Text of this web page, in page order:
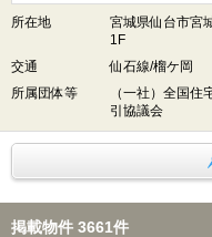
所在地
宮城県仙台市宮
1F
交通
仙石線/榴ケ岡
所属団体等
（一社）全国
引協議会
掲載物件 3661件